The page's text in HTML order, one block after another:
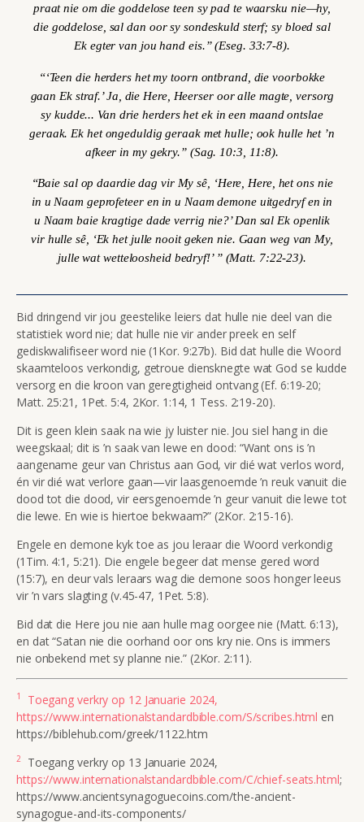
praat nie om die goddelose teen sy pad te waarsku nie—hy,
die goddelose, sal dan oor sy sondeskuld sterf; sy bloed sal
Ek egter van jou hand eis.” (Eseg. 33:7-8).
“‘Teen die herders het my toorn ontbrand, die voorbokke
gaan Ek straf.’ Ja, die Here, Heerser oor alle magte, versorg
sy kudde... Van drie herders het ek in een maand ontslae
geraak. Ek het ongeduldig geraak met hulle; ook hulle het ’n
afkeer in my gekry.” (Sag. 10:3, 11:8).
“Baie sal op daardie dag vir My sê, ‘Here, Here, het ons nie
in u Naam geprofeteer en in u Naam demone uitgedryf en in
u Naam baie kragtige dade verrig nie?’ Dan sal Ek openlik
vir hulle sê, ‘Ek het julle nooit geken nie. Gaan weg van My,
julle wat wetteloosheid bedryf!’ ” (Matt. 7:22-23).
Bid dringend vir jou geestelike leiers dat hulle nie deel van die
statistiek word nie; dat hulle nie vir ander preek en self
gediskwalifiseer word nie (1Kor. 9:27b). Bid dat hulle die Woord
skaamteloos verkondig, getroue diensknegte wat God se kudde
versorg en die kroon van geregtigheid ontvang (Ef. 6:19-20;
Matt. 25:21, 1Pet. 5:4, 2Kor. 1:14, 1 Tess. 2:19-20).
Dit is geen klein saak na wie jy luister nie. Jou siel hang in die
weegskaal; dit is ’n saak van lewe en dood: “Want ons is ’n
aangename geur van Christus aan God, vir dié wat verlos word,
én vir dié wat verlore gaan—vir laasgenoemde ’n reuk vanuit die
dood tot die dood, vir eersgenoemde ’n geur vanuit die lewe tot
die lewe. En wie is hiertoe bekwaam?”(2Kor. 2:15-16).
Engele en demone kyk toe as jou leraar die Woord verkondig
(1Tim. 4:1, 5:21). Die engele begeer dat mense gered word
(15:7), en deur vals leraars wag die demone soos honger leeus
vir ’n vars slagting (v.45-47, 1Pet. 5:8).
Bid dat die Here jou nie aan hulle mag oorgee nie (Matt. 6:13),
en dat “Satan nie die oorhand oor ons kry nie. Ons is immers
nie onbekend met sy planne nie.” (2Kor. 2:11).
1
Toegang verkry op 12 Januarie 2024,
https://www.internationalstandardbible.com/S/scribes.html en
https://biblehub.com/greek/1122.htm
2Toegang verkry op 13 Januarie 2024,
https://www.internationalstandardbible.com/C/chief-seats.html;
https://www.ancientsynagoguecoins.com/the-ancient-
synagogue-and-its-components/